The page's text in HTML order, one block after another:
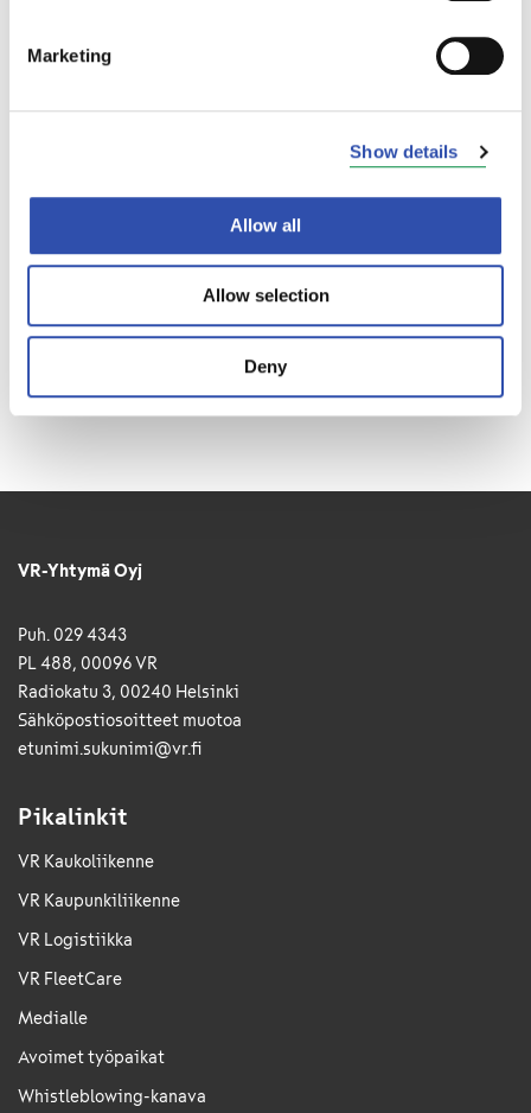
Marketing
Show details
Allow all
Allow selection
Deny
VR-Yhtymä Oyj
Puh. 029 4343
PL 488, 00096 VR
Radiokatu 3, 00240 Helsinki
Sähkö­posti­osoitteet muotoa
etunimi.sukunimi@vr.fi
Pikalinkit
VR Kaukoliikenne
VR Kaupunkiliikenne
VR Logistiikka
VR FleetCare
Medialle
Avoimet työpaikat
Whistleblowing-kanava